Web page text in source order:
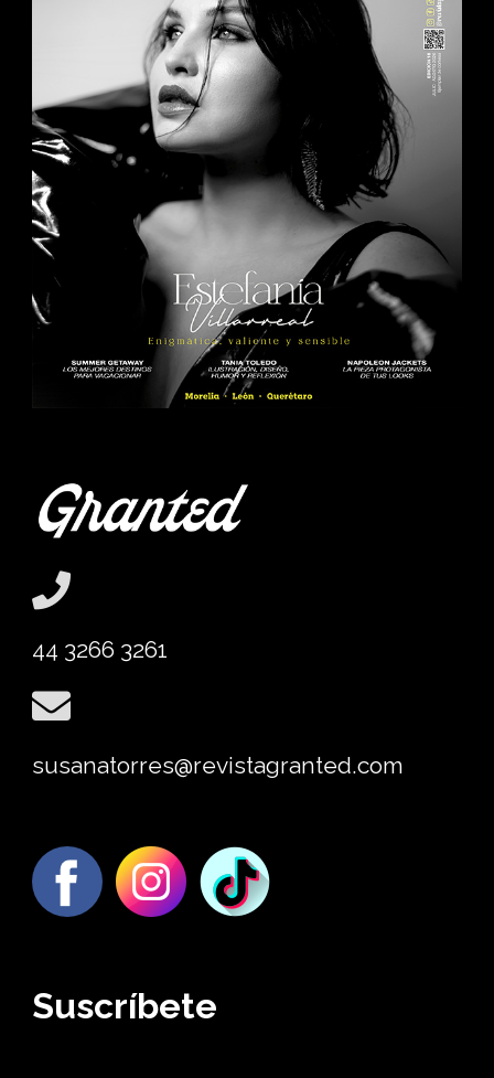
44 3266 3261
susanatorres@revistagranted.com
Suscríbete